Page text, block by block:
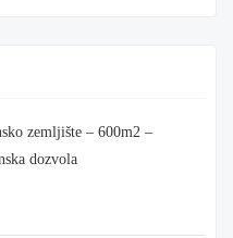
zemljište – 600m2 –
dozvola